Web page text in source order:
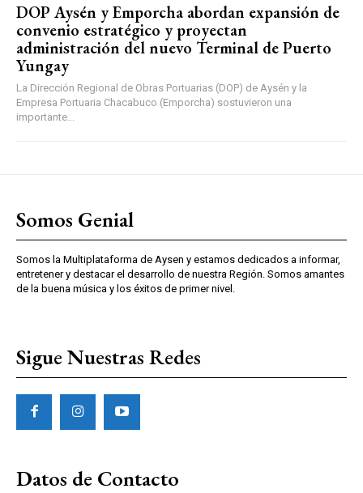
DOP Aysén y Emporcha abordan expansión de
convenio estratégico y proyectan
administración del nuevo Terminal de Puerto
Yungay
La Dirección Regional de Obras Portuarias (DOP) de Aysén y la
Empresa Portuaria Chacabuco (Emporcha) sostuvieron una
importante...
Somos Genial
Somos la Multiplataforma de Aysen y estamos dedicados a informar,
entretener y destacar el desarrollo de nuestra Región. Somos amantes
de la buena música y los éxitos de primer nivel.
Sigue Nuestras Redes
Datos de Contacto